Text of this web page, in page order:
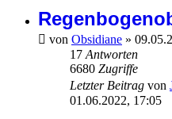
von Obsidiane »
17 Antworten
6680 Zugriffe
Letzter Beitrag von
01.06.2022, 17:05